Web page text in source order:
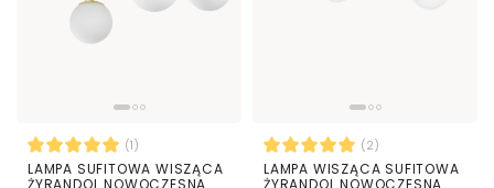
(1)
LAMPA SUFITOWA WISZĄCA
ŻYRANDOL NOWOCZESNA
(2)
LAMPA WISZĄCA SUFITOWA
ŻYRANDOL NOWOCZESNA